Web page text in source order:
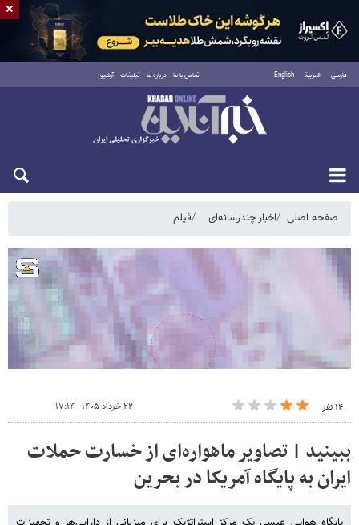
فارسی العربية English تماس با ما درباره ما تبلیغات آرشیو
پنجشنبه ۱۵ مرداد ۱۴۰۵
صفحه اصلی اخبار چندرسانه‌ای فیلم
۱۴ نفر ۲۲ خرداد ۱۴۰۵ - ۱۷:۱۴
ببینید | تصاویر ماهواره‌ای از خسارت حملات
ایران به پایگاه آمریکا در بحرین
×